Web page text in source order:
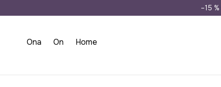
Doprava zdarma
–15
Ona On Home